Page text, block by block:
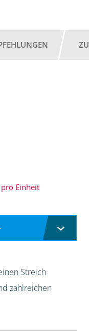
Einheit
Streich
zahlreichen